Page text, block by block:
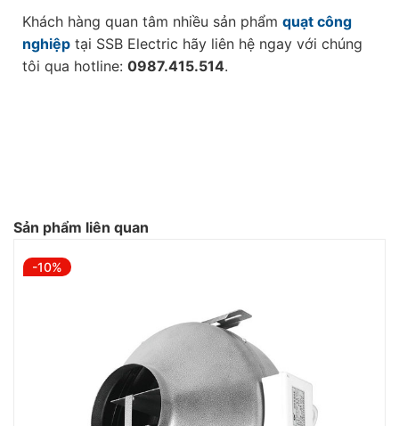
Khách hàng quan tâm nhiều sản phẩm quạt công
nghiệp tại SSB Electric hãy liên hệ ngay với chúng
tôi qua hotline: 0987.415.514.
Sản phẩm liên quan
-10%